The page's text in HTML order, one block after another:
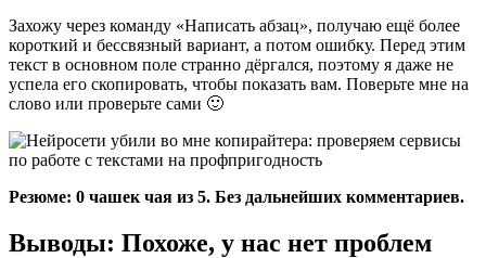
Захожу через команду «Написать абзац», получаю ещё более
короткий и бессвязный вариант, а потом ошибку. Перед этим
текст в основном поле странно дёргался, поэтому я даже не
успела его скопировать, чтобы показать вам. Поверьте мне на
слово или проверьте сами 🙂
Резюме: 0 чашек чая из 5. Без дальнейших комментариев.
Выводы: Похоже, у нас нет проблем